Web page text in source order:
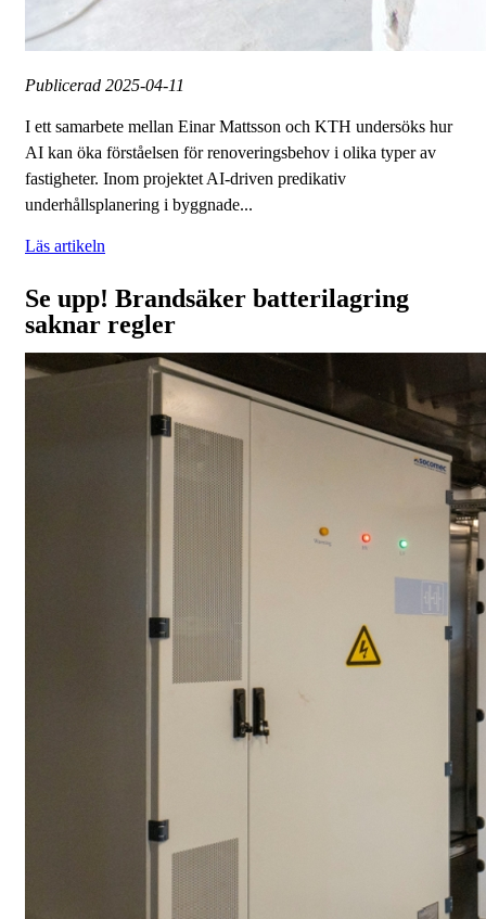
Publicerad 2025-04-11
I ett samarbete mellan Einar Mattsson och KTH undersöks hur
AI kan öka förståelsen för renoveringsbehov i olika typer av
fastigheter. Inom projektet AI-driven predikativ
underhållsplanering i byggnade...
Läs artikeln
Se upp! Brandsäker batterilagring
saknar regler